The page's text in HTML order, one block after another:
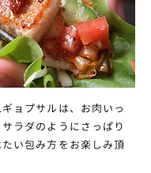
ョプサルは、 お肉いっ
ラダのようにさっぱり
い包み方をお楽しみ頂